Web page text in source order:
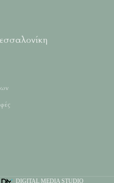
DIGITAL MEDIA STUDIO